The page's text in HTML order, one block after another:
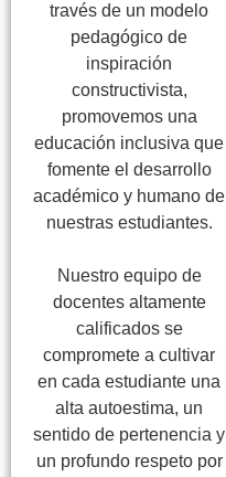
través de un modelo
pedagógico de
inspiración
constructivista,
promovemos una
educación inclusiva que
fomente el desarrollo
académico y humano de
nuestras estudiantes.
Nuestro equipo de
docentes altamente
calificados se
compromete a cultivar
en cada estudiante una
alta autoestima, un
sentido de pertenencia y
un profundo respeto por